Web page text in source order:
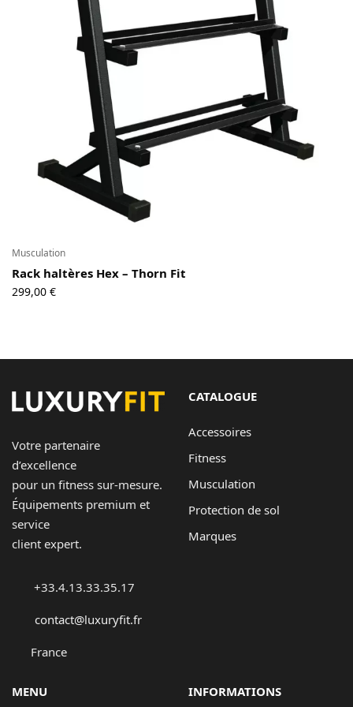
Musculation
Rack haltères Hex – Thorn Fit
299,00 €
Votre partenaire
d’excellence
pour un fitness sur-mesure.
Équipements premium et
service
client expert.
+33.4.13.33.35.17
contact@luxuryfit.fr
France
CATALOGUE
Accessoires
Fitness
Musculation
Protection de sol
Marques
MENU INFORMATIONS
Copyright © 2024 Luxury Fit. All rights reserved.